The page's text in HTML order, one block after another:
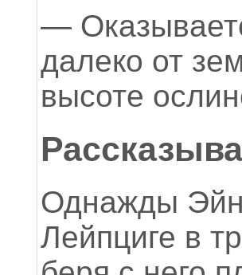
—
далеко от
высоте
Однажды
Лейпциге в